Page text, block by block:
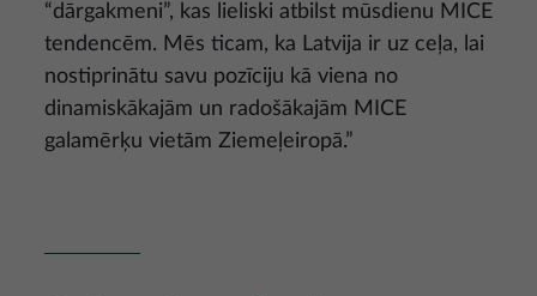
“dārgakmeni”, kas lieliski atbilst mūsdienu MICE
tendencēm. Mēs ticam, ka Latvija ir uz ceļa, lai
nostiprinātu savu pozīciju kā viena no
dinamiskākajām un radošākajām MICE
galamērķu vietām Ziemeļeiropā.”